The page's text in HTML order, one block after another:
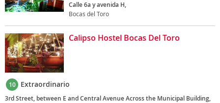
Calle 6a y avenida H,
Bocas del Toro
Calipso Hostel Bocas Del Toro
10 Extraordinario
3rd Street, between E and Central Avenue Across the Municipal Building,